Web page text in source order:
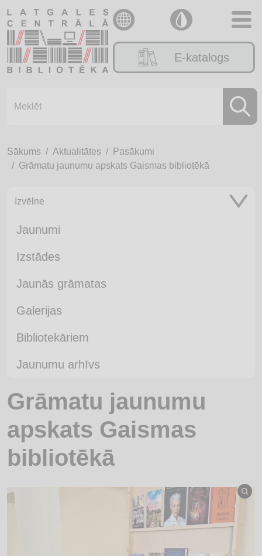
E-katalogs
Sākums Aktualitātes
Pasākumi
Grāmatu jaunumu apskats Gaismas bibliotēkā
Izvēlne
Jaunumi
Izstādes
Jaunās grāmatas
Galerijas
Bibliotekāriem
Jaunumu arhīvs
Grāmatu jaunumu
apskats Gaismas
bibliotēkā